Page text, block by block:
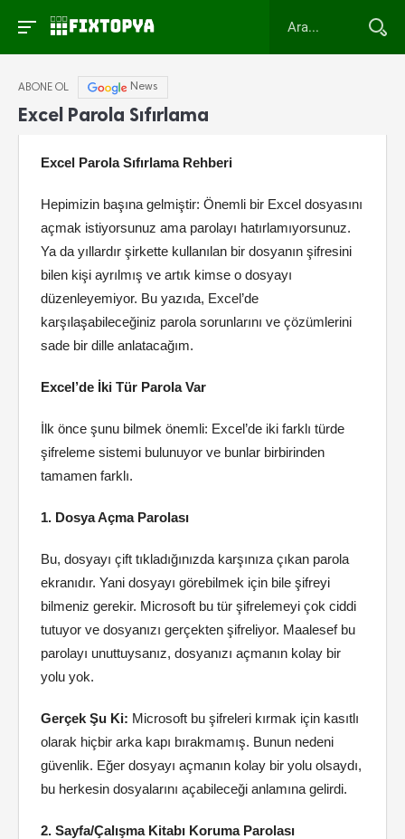
ABONE OL News
Excel Parola Sıfırlama
Excel Parola Sıfırlama Rehberi
Hepimizin başına gelmiştir: Önemli bir Excel dosyasını
açmak istiyorsunuz ama parolayı hatırlamıyorsunuz.
Ya da yıllardır şirkette kullanılan bir dosyanın şifresini
bilen kişi ayrılmış ve artık kimse o dosyayı
düzenleyemiyor. Bu yazıda, Excel’de
karşılaşabileceğiniz parola sorunlarını ve çözümlerini
sade bir dille anlatacağım.
Excel’de İki Tür Parola Var
İlk önce şunu bilmek önemli: Excel’de iki farklı türde
şifreleme sistemi bulunuyor ve bunlar birbirinden
tamamen farklı.
1. Dosya Açma Parolası
Bu, dosyayı çift tıkladığınızda karşınıza çıkan parola
ekranıdır. Yani dosyayı görebilmek için bile şifreyi
bilmeniz gerekir. Microsoft bu tür şifrelemeyi çok ciddi
tutuyor ve dosyanızı gerçekten şifreliyor. Maalesef bu
parolayı unuttuysanız, dosyanızı açmanın kolay bir
yolu yok.
Gerçek Şu Ki: Microsoft bu şifreleri kırmak için kasıtlı
olarak hiçbir arka kapı bırakmamış. Bunun nedeni
güvenlik. Eğer dosyayı açmanın kolay bir yolu olsaydı,
bu herkesin dosyalarını açabileceği anlamına gelirdi.
2. Sayfa/Çalışma Kitabı Koruma Parolası